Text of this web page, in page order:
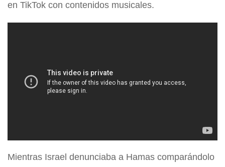
en TikTok con contenidos musicales.
Mientras Israel denunciaba a Hamas comparándolo